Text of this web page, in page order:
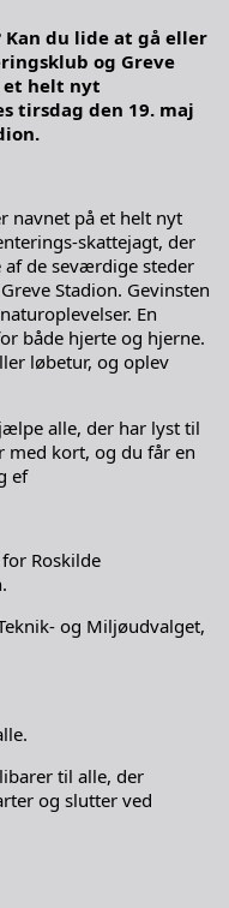
du lide at gå eller
og Greve
et helt nyt
tirsdag den 19. maj
navnet på et helt nyt
skattejagt, der
de seværdige steder
Stadion. Gevinsten
En
både hjerte og hjerne.
løbetur, og oplev
alle, der har lyst til
med kort, og du får en
ef
Roskilde
og Miljøudvalget,
til alle, der
og slutter ved